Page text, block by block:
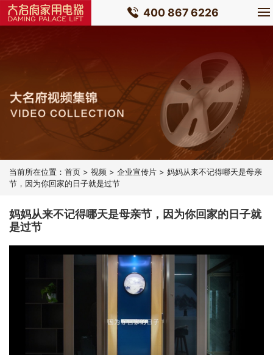
400 867 6226
当前所在位置： 首页 > 视频 > 企业宣传片 > 妈妈从来不记得哪天是母亲
节，因为你回家的日子就是过节
妈妈从来不记得哪天是母亲节，因为你回家的日子就
是过节